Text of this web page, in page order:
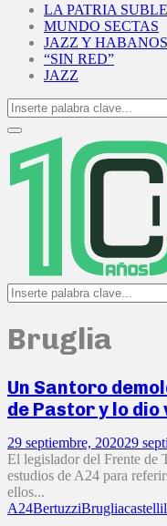
LA PATRIA
MUNDO SECTAS
JAZZ Y HABANOS
“SIN RED”
JAZZ
Search
for:
Primary
Menu
Search
for:
Bruglia
Un Santoro
de Pastor y lo
29 septiembre, 202029
El legislador del Frente de
estudios de A24 para
ellos...
A24BertuzziBrugliacastelli